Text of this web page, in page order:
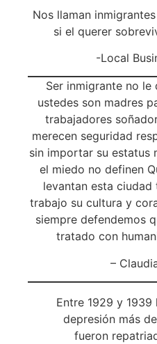
Nos llaman
si el querer
-Local
Ser inmigrante no
ustedes son madres
trabajadores
merecen seguridad
sin importar su estatus
el miedo no definen
levantan esta
trabajo su cultura y
siempre defendemos
tratado con
–
Entre 1929 y
depresión más
fueron